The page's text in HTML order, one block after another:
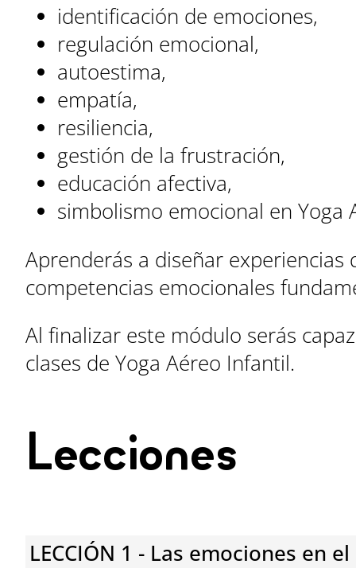
identificación de emociones,
regulación emocional,
autoestima,
empatía,
resiliencia,
gestión de la frustración,
educación afectiva,
simbolismo emocional en Yoga
Aprenderás a diseñar
competencias emocionales
Al finalizar este módulo serás
clases de Yoga Aéreo Infantil.
Lecciones
LECCIÓN 1 - Las emociones en